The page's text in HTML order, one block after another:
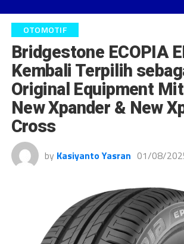
OTOMOTIF
Bridgestone ECOPIA
Kembali Terpilih
Original Equipment
New Xpander & New
Cross
by Kasiyanto Yasran 01/08/